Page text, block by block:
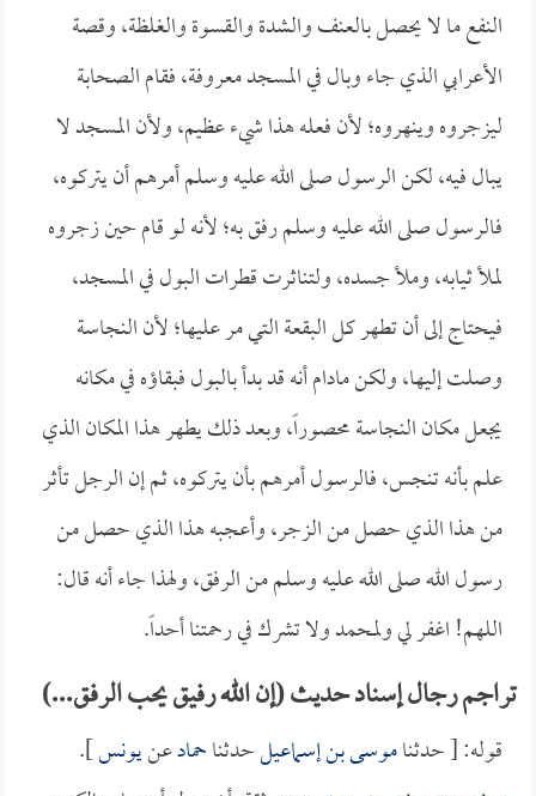
النفع ما لا يحصل بالعنف والشدة والقسوة والغلظة، وقصة
الأعرابي الذي جاء وبال في المسجد معروفة، فقام الصحابة
ليزجروه وينهروه؛ لأن فعله هذا شيء عظيم، ولأن المسجد لا
يبال فيه، لكن الرسول صلى الله عليه وسلم أمرهم أن يتركوه،
فالرسول صلى الله عليه وسلم رفق به؛ لأنه لو قام حين زجروه
لملأ ثيابه، وملأ جسده، ولتناثرت قطرات البول في المسجد،
فيحتاج إلى أن تطهر كل البقعة التي مر عليها؛ لأن النجاسة
وصلت إليها، ولكن مادام أنه قد بدأ بالبول فبقاؤه في مكانه
يجعل مكان النجاسة محصوراً، وبعد ذلك يطهر هذا المكان الذي
علم بأنه تنجس، فالرسول أمرهم بأن يتركوه، ثم إن الرجل تأثر
من هذا الذي حصل من الزجر، وأعجبه هذا الذي حصل من
رسول الله صلى الله عليه وسلم من الرفق، ولهذا جاء أنه قال:
اللهم! اغفر لي ولمحمد ولا تشرك في رحمتنا أحداً.
تراجم رجال إسناد حديث (إن الله رفيق يحب الرفق...)
قوله: [ حدثناموسى بن إسماعيلحدثناحمادعنيونس].